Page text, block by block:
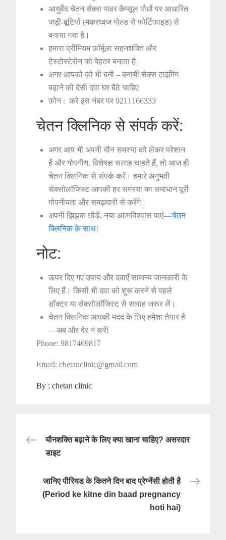
आयुर्वेद चेतन सेक्स पावर कैप्सूल पौधों पर आधारित
जड़ी-बूटियों (मकरध्वज गोल्ड से फोर्टिफाइड) से
बनाया गया है।
हमारा प्रीमियम फ़ॉर्मूला सहनशक्ति और
टेस्टोस्टेरोन को बेहतर बनाता है।
अगर आपको को भी बनी – बनायीं सेक्स टाइमिंग
बढ़ाने की देसी दवा घर बैठे चाहिए
फ़ोन : करे इस नंबर पर 9211166333
चेतन क्लिनिक से संपर्क करें:
अगर आप भी अपनी यौन समस्या को लेकर परेशान
हैं और गोपनीय, विशेषज्ञ सलाह चाहते हैं, तो आज ही
चेतन क्लिनिक से संपर्क करें। हमारे अनुभवी
सेक्सोलॉजिस्ट आपकी हर समस्या का समाधान पूरी
गोपनीयता और समझदारी से करेंगे।
अपनी झिझक छोड़ें, नया आत्मविश्वास पाएं—चेतन
क्लिनिक के साथ!
नोट:
ऊपर दिए गए उपाय और दवाएँ सामान्य जानकारी के
लिए हैं। किसी भी दवा को शुरू करने से पहले
डॉक्टर या सेक्सोलॉजिस्ट से सलाह जरूर लें।
चेतन क्लिनिक आपकी मदद के लिए हमेशा तैयार है
—अब और देर न करें!
Phone: 9817469817
Email: chetanclinic@gmail.com
By :chetan clinic
Post
navigation
यौनशक्ति बढ़ाने के लिए क्या खाना चाहिए? असरदार
डाइट
जानिए पीरियड के कितने दिन बाद प्रेग्नेंसी होती है
(Period ke kitne din baad pregnancy
hoti hai)